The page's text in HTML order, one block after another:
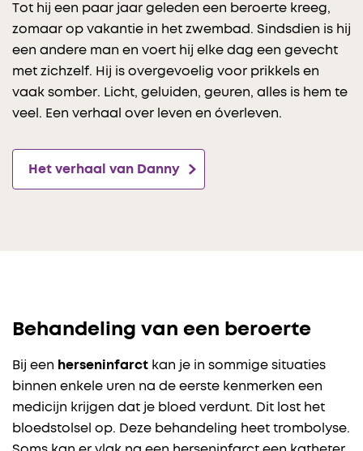
Tot hij een paar jaar geleden een beroerte kreeg,
zomaar op vakantie in het zwembad. Sindsdien is hij
een andere man en voert hij elke dag een gevecht
met zichzelf. Hij is overgevoelig voor prikkels en
vaak somber. Licht, geluiden, geuren, alles is hem te
veel. Een verhaal over leven en óverleven.
Het verhaal van Danny
Behandeling van een beroerte
Bij een herseninfarct kan je in sommige situaties
binnen enkele uren na de eerste kenmerken een
medicijn krijgen dat je bloed verdunt. Dit lost het
bloedstolsel op. Deze behandeling heet trombolyse.